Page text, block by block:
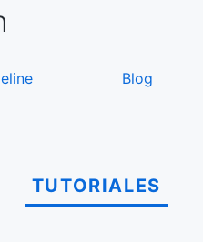
Blog
TUTORIALES